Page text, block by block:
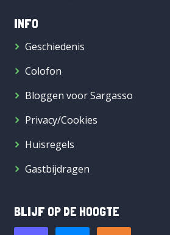
INFO
Geschiedenis
Colofon
Bloggen voor Sargasso
Privacy/Cookies
Huisregels
Gastbijdragen
BLIJF OP DE HOOGTE